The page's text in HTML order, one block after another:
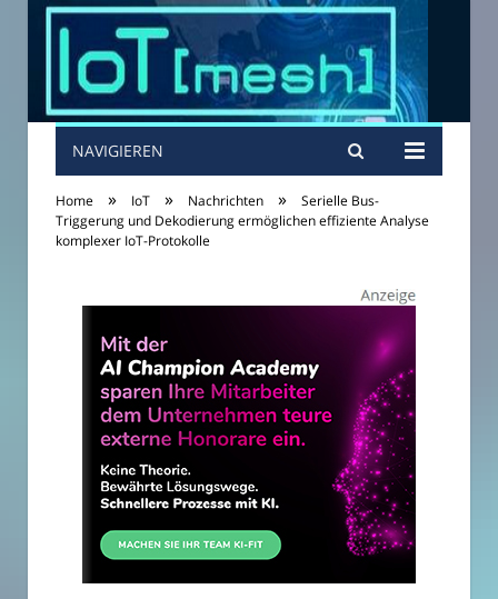
NAVIGIEREN
Home » IoT » Nachrichten »
Serielle Bus-
Triggerung und Dekodierung ermöglichen effiziente Analyse
komplexer IoT-Protokolle